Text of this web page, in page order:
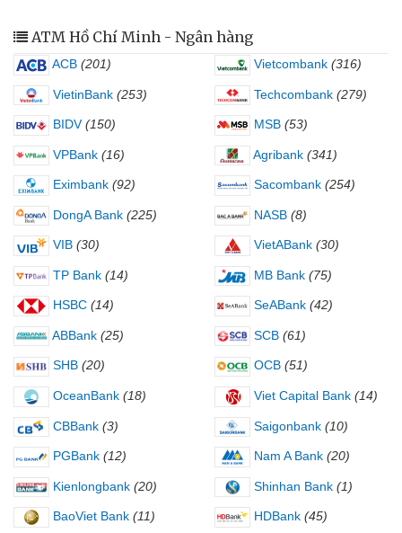
ATM Hồ Chí Minh - Ngân hàng
ACB (201) Vietcombank (316)
VietinBank (253) Techcombank (279)
BIDV (150) MSB (53)
VPBank (16) Agribank (341)
Eximbank (92) Sacombank (254)
DongA Bank (225) NASB (8)
VIB (30) VietABank (30)
TP Bank (14) MB Bank (75)
HSBC (14) SeABank (42)
ABBank (25) SCB (61)
SHB (20) OCB (51)
OceanBank (18) Viet Capital Bank (14)
CBBank (3) Saigonbank (10)
PGBank (12) Nam A Bank (20)
Kienlongbank (20) Shinhan Bank (1)
BaoViet Bank (11) HDBank (45)